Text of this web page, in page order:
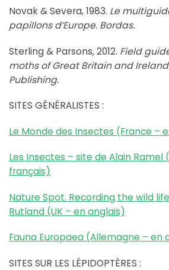
Novak & Severa, 1983. Le
papillons d’Europe. Bordas.
Sterling & Parsons, 2012. Field
moths of Great Britain and
Publishing.
SITES GÉNÉRALISTES :
Le Monde des Insectes (France –
Les Insectes – site de Alain Ramel
français)
Nature Spot. Recording the wild
Rutland (UK – en anglais)
Fauna Europaea (Allemagne – en
SITES SUR LES LÉPIDOPTÈRES :